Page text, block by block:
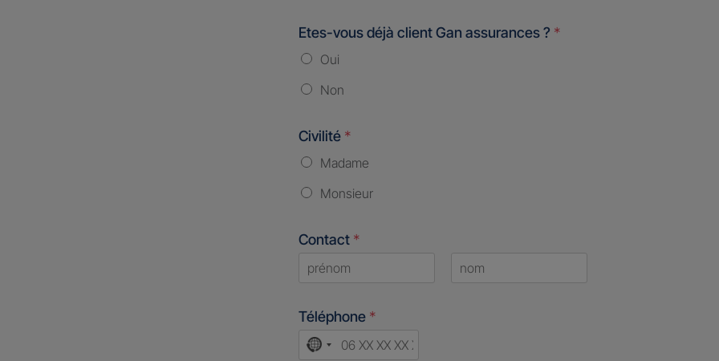
Etes-vous déjà client Gan assurances ? *
Oui
Non
Civilité *
Madame
Monsieur
Contact *
Téléphone *
No